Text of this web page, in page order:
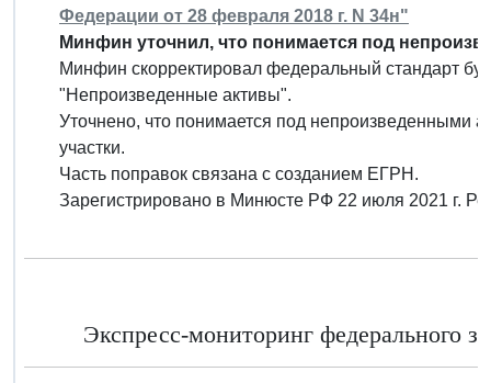
Федерации от 28 февраля 2018 г. N 34н"
Минфин уточнил, что понимается под
Минфин скорректировал федеральный стандарт
"Непроизведенные активы".
Уточнено, что понимается под непроизведенными
участки.
Часть поправок связана с созданием ЕГРН.
Зарегистрировано в Минюсте РФ 22 июля 2021 г.
Экспресс-мониторинг федерального